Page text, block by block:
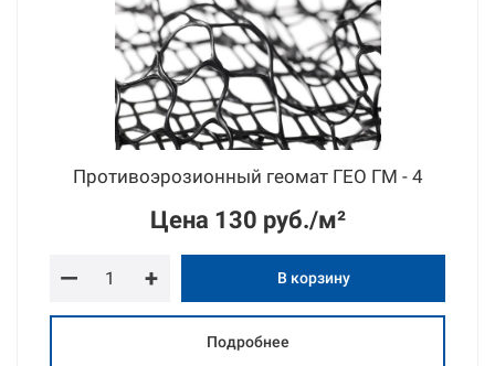
Противоэрозионный геомат ГЕО ГМ - 4
Цена 130 руб./м²
— + В корзину
Подробнее